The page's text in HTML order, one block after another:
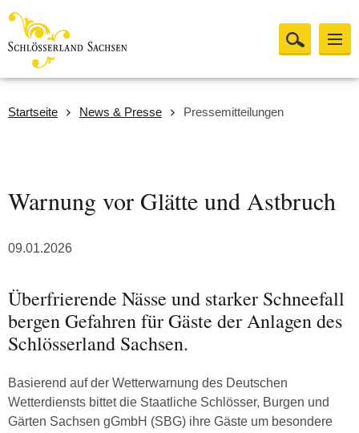
Startseite News & Presse Pressemitteilungen
Warnung vor Glätte und Astbruch
09.01.2026
Überfrierende Nässe und starker Schneefall
bergen Gefahren für Gäste der Anlagen des
Schlösserland Sachsen.
Basierend auf der Wetterwarnung des Deutschen
Wetterdiensts bittet die Staatliche Schlösser, Burgen und
Gärten Sachsen gGmbH (SBG) ihre Gäste um besondere